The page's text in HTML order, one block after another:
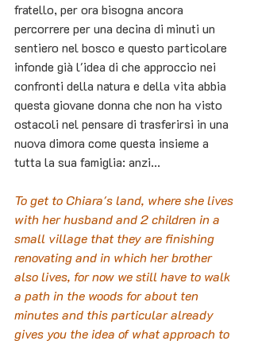
fratello, per ora bisogna ancora
percorrere per una decina di minuti un
sentiero nel bosco e questo particolare
infonde già l'idea di che approccio nei
confronti della natura e della vita abbia
questa giovane donna che non ha visto
ostacoli nel pensare di trasferirsi in una
nuova dimora come questa insieme a
tutta la sua famiglia: anzi...
To get to Chiara's land, where she lives
with her husband and 2 children in a
small village that they are finishing
renovating and in which her brother
also lives, for now we still have to walk
a path in the woods for about ten
minutes and this particular already
gives you the idea of ​​what approach to